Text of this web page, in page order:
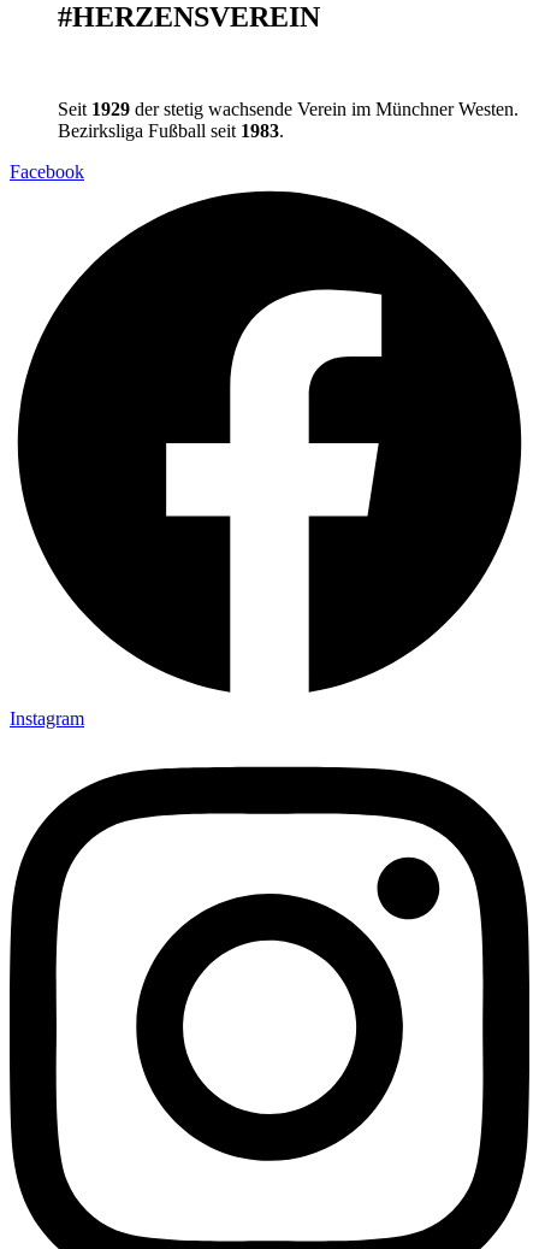
#HERZENSVEREIN
Seit 1929 der stetig wachsende Verein im Münchner Westen.
Bezirksliga Fußball seit 1983.
Facebook
Instagram